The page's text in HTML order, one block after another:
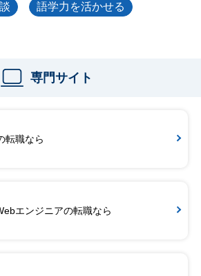
語学力を活かせる
専門サイト
転職なら
エンジニアの転職なら